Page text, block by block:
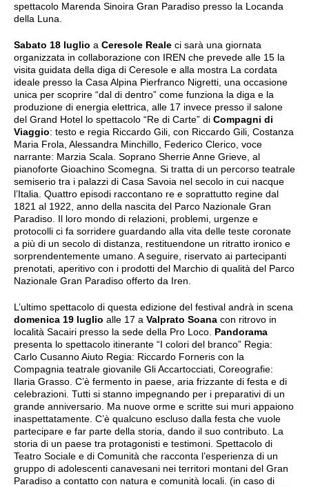
spettacolo Marenda Sinoira Gran Paradiso presso la Locanda
della Luna.
Sabato 18 luglio a Ceresole Reale ci sarà una giornata
organizzata in collaborazione con IREN che prevede alle 15 la
visita guidata della diga di Ceresole e alla mostra La cordata
ideale presso la Casa Alpina Pierfranco Nigretti, una occasione
unica per scoprire “dal di dentro” come funziona la diga e la
produzione di energia elettrica, alle 17 invece presso il salone
del Grand Hotel lo spettacolo “Re di Carte” di Compagni di
Viaggio: testo e regia Riccardo Gili, con Riccardo Gili, Costanza
Maria Frola, Alessandra Minchillo, Federico Clerico, voce
narrante: Marzia Scala. Soprano Sherrie Anne Grieve, al
pianoforte Gioachino Scomegna. Si tratta di un percorso teatrale
semiserio tra i palazzi di Casa Savoia nel secolo in cui nacque
l’Italia. Quattro episodi raccontano re e soprattutto regine dal
1821 al 1922, anno della nascita del Parco Nazionale Gran
Paradiso. Il loro mondo di relazioni, problemi, urgenze e
protocolli ci fa sorridere guardando alla vita delle teste coronate
a più di un secolo di distanza, restituendone un ritratto ironico e
sorprendentemente umano. A seguire, riservato ai partecipanti
prenotati, aperitivo con i prodotti del Marchio di qualità del Parco
Nazionale Gran Paradiso offerto da Iren.
L’ultimo spettacolo di questa edizione del festival andrà in scena
domenica 19 luglio alle 17 a Valprato Soana con ritrovo in
località Sacairi presso la sede della Pro Loco. Pandorama
presenta lo spettacolo itinerante “I colori del branco” Regia:
Carlo Cusanno Aiuto Regia: Riccardo Forneris con la
Compagnia teatrale giovanile Gli Accartocciati, Coreografie:
Ilaria Grasso. C’è fermento in paese, aria frizzante di festa e di
celebrazioni. Tutti si stanno impegnando per i preparativi di un
grande anniversario. Ma nuove orme e scritte sui muri appaiono
inaspettatamente. C’è qualcuno escluso dalla festa che vuole
partecipare e far parte della storia, dando il suo contributo. La
storia di un paese tra protagonisti e testimoni. Spettacolo di
Teatro Sociale e di Comunità che racconta l’esperienza di un
gruppo di adolescenti canavesani nei territori montani del Gran
Paradiso a contatto con natura e comunità locali. (in caso di